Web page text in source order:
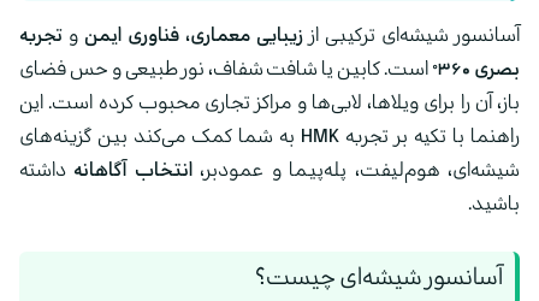
آسانسور شیشه‌ای ترکیبی اززیبایی معماری، فناوری ایمن و تجربه
بصری ۳۶۰°
است. کابین یا شافت شفاف، نور طبیعی و حس فضای
باز، آن را برای ویلاها، لابی‌ها و مراکز تجاری محبوب کرده است. این
راهنما با تکیه بر تجربه HMK به شما کمک می‌کند بین گزینه‌های
شیشه‌ای، هوم‌لیفت، پله‌پیما و عمودبر،انتخاب آگاهانه داشته
باشید.
آسانسور شیشه‌ای چیست؟